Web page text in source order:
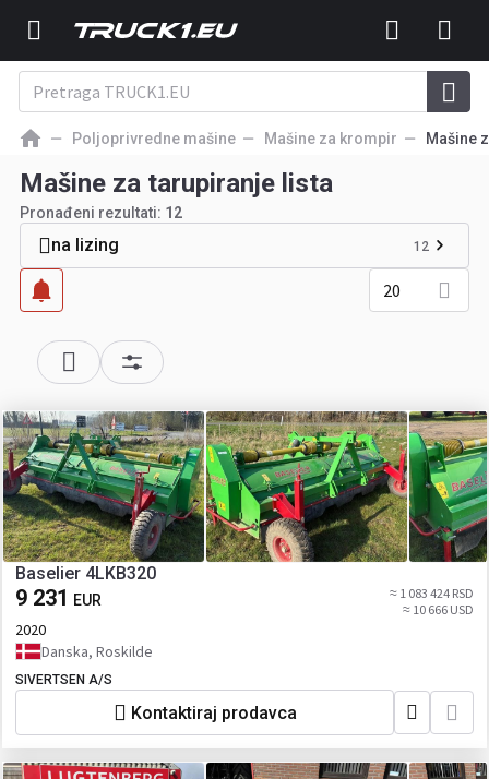
Poljoprivredne mašine Mašine za krompir Mašine
Mašine za tarupiranje lista
Pronađeni rezultati: 12
na lizing 12
20
Baselier 4LKB320
9 231 EUR
≈ 1 083 424 RSD
≈ 10 666 USD
2020
Danska, Roskilde
SIVERTSEN A/S
Kontaktiraj prodavca